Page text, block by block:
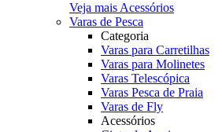
Veja mais Acessórios
Varas de Pesca
Categoria
Varas para Carretilhas
Varas para Molinetes
Varas Telescópica
Varas Pesca de Praia
Varas de Fly
Acessórios